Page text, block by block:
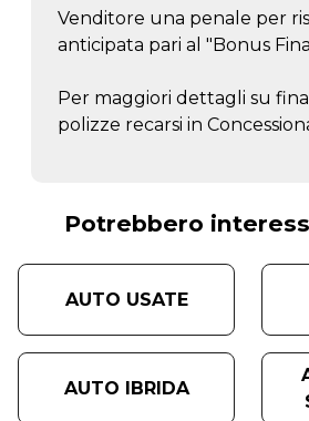
Venditore una penale per
anticipata pari al "Bonus
Per maggiori dettagli su
polizze recarsi in
Potrebbero
AUTO USATE
AUTO IBRIDA